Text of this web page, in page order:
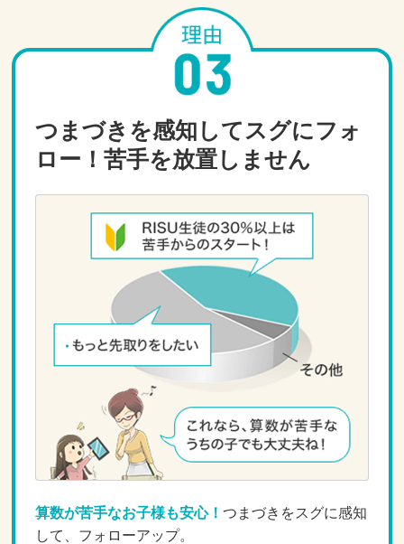
つまづきを感知してスグにフォ
ロー！苦手を放置しません
算数が苦手なお子様も安心！つまづきをスグに感知
して、フォローアップ。